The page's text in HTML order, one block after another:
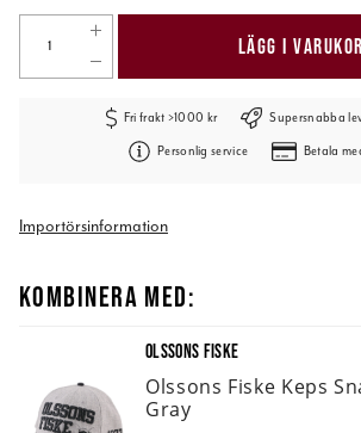
LÄGG I
Fri frakt >1000 kr Supersnabba
Personlig service Betala
Importörsinformation
KOMBINERA MED:
OLSSONS FISKE
Olssons Fiske Keps
Gray